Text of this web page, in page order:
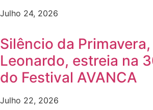
Julho 24, 2026
Silêncio da
Leonardo, estreia na
do Festival AVANCA
Julho 22, 2026